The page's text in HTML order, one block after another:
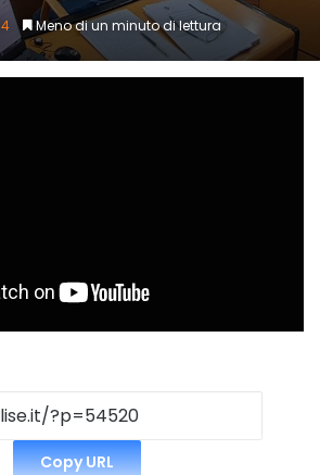
Meno di un minuto di lettura
Copy URL